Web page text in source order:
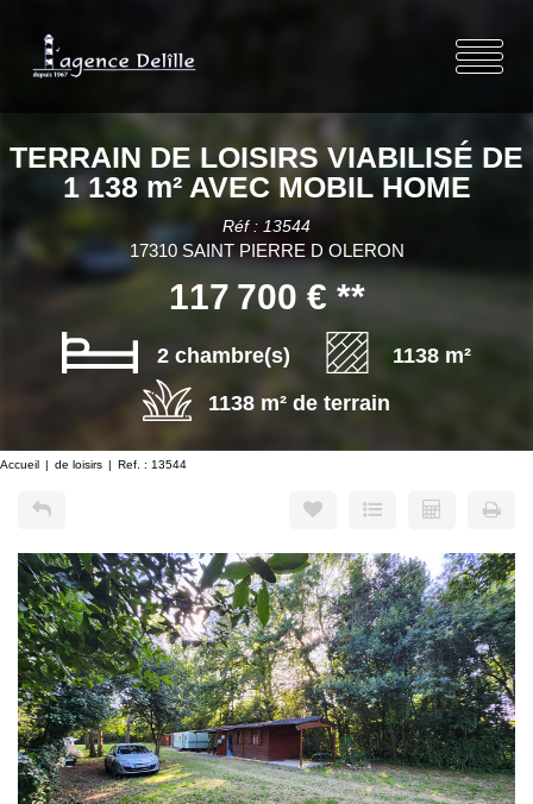
TERRAIN DE LOISIRS VIABILISÉ DE
1 138 m² AVEC MOBIL HOME
Réf : 13544
17310 SAINT PIERRE D OLERON
117 700 € **
2 chambre(s)
1138 m²
1138 m² de terrain
Accueil de loisirs Ref. : 13544